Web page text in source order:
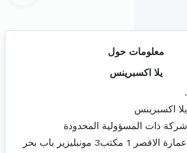
معلومات حول
يلا اكسبرينس
.
يلا اكسبرينس
شركة ذات المسؤولية المحدودة
عمارة الاقصر 1 مكتب3 مونبليزير باب بحر